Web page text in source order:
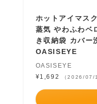
ホットアイマス
蒸気 やわふわベ
き収納袋 カバー
OASISEYE
OASISEYE
¥1,692
（2026/07/